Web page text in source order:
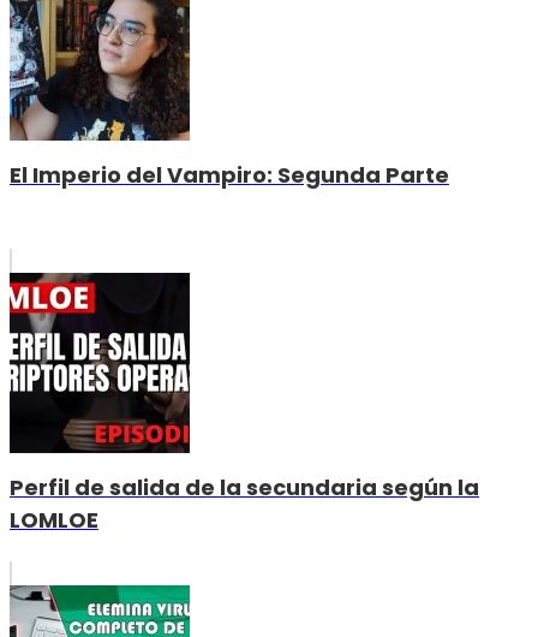
El Imperio del Vampiro: Segunda Parte
Perfil de salida de la secundaria según la
LOMLOE